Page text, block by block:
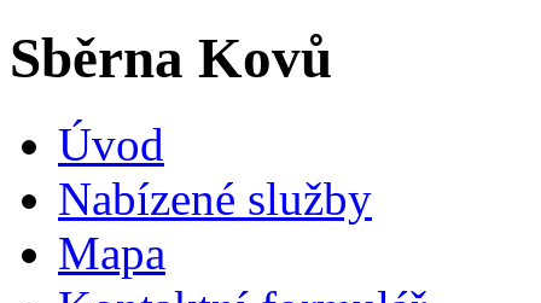
Sběrna Kovů
Úvod
Nabízené služby
Mapa